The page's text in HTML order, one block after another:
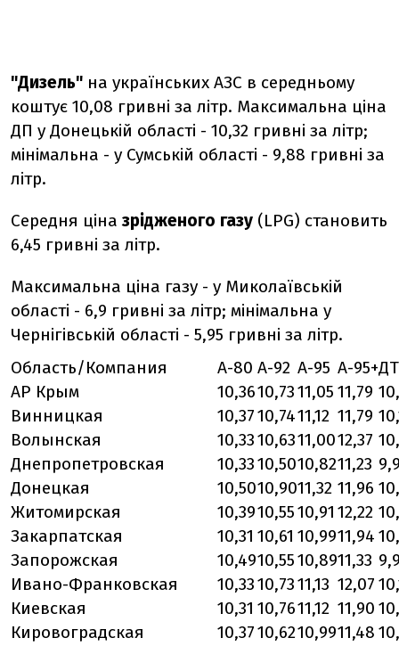
"Дизель" на українських АЗС в середньому
коштує 10,08 гривні за літр. Максимальна ціна
ДП у Донецькій області - 10,32 гривні за літр;
мінімальна - у Сумській області - 9,88 гривні за
літр.
Середня ціна зрідженого газу (LPG) становить
6,45 гривні за літр.
Максимальна ціна газу - у Миколаївській
області - 6,9 гривні за літр; мінімальна у
Чернігівській області - 5,95 гривні за літр.
Область/Компания
А-80 А-92 А-95 А-95+ДТ
АР Крым
10,3610,7311,05 11,79
Винницкая
10,3710,7411,12 11,79
Волынская
10,3310,6311,0012,37
Днепропетровская
10,3310,5010,8211,23
Донецкая
10,5010,9011,32 11,96
Житомирская
10,3910,5510,91 12,22
Закарпатская
10,31 10,61 10,9911,94
Запорожская
10,4910,5510,8911,33
Ивано-Франковская
10,3310,7311,13 12,07
Киевская
10,31 10,7611,12 11,90
Кировоградская
10,3710,6210,9911,48